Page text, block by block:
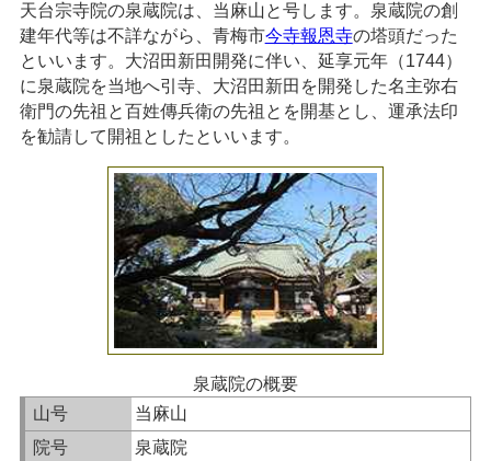
天台宗寺院の泉蔵院は、当麻山と号します。泉蔵院の創
建年代等は不詳ながら、青梅市今寺報恩寺の塔頭だった
といいます。大沼田新田開発に伴い、延享元年（1744）
に泉蔵院を当地へ引寺、大沼田新田を開発した名主弥右
衛門の先祖と百姓傳兵衛の先祖とを開基とし、運承法印
を勧請して開祖としたといいます。
泉蔵院の概要
山号
当麻山
院号
泉蔵院